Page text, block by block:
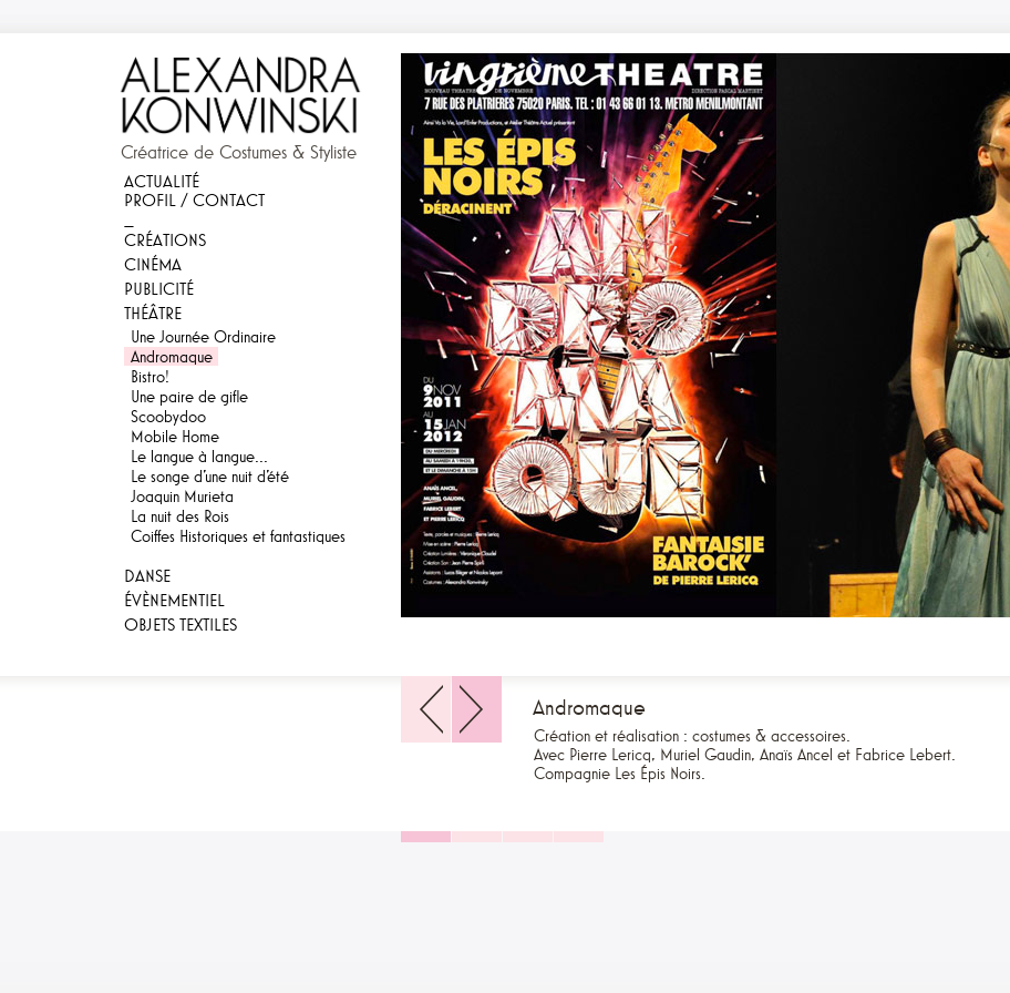
Créatrice de Costumes & Styliste
ACTUALITÉ
PROFIL / CONTACT
CRÉATIONS
CINÉMA
PUBLICITÉ
THÉÂTRE
Une Journée Ordinaire
Andromaque
Bistro!
Une paire de gifle
Scoobydoo
Mobile Home
Le langue à langue...
Le songe d'une nuit d'été
Joaquin Murieta
La nuit des Rois
Coiffes Historiques et fantastiques
DANSE
ÉVÈNEMENTIEL
OBJETS TEXTILES
Andromaque
Création et réalisation : costumes & accessoires.
Avec Pierre Lericq, Muriel Gaudin, Anaïs Ancel et Fabrice Lebert.
Compagnie Les Épis Noirs.